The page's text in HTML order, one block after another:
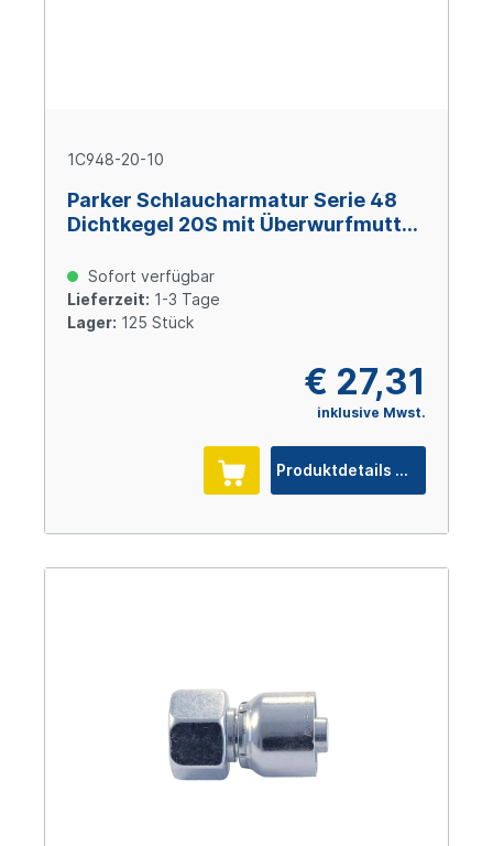
1C948-20-10
Parker Schlaucharmatur Serie 48
Dichtkegel 20S mit Überwurfmutter
Stahl verzinkt Cr(VI)-frei
Sofort verfügbar
Lieferzeit: 1-3 Tage
Lager: 125 Stück
€ 27,31
inklusive Mwst.
Produktdetails